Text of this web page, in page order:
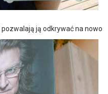
ją odkrywać na nowo